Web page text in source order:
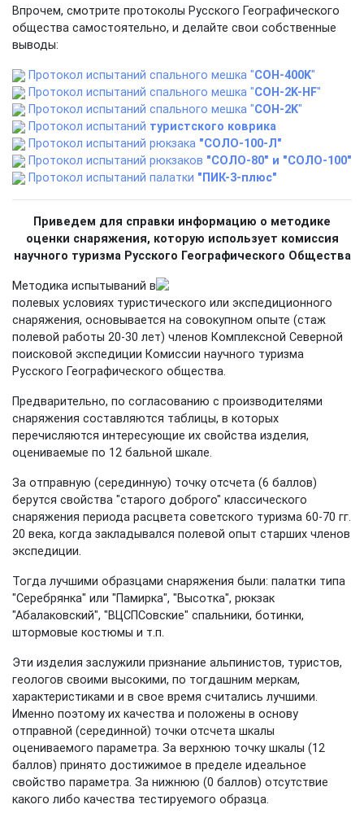
Впрочем, смотрите протоколы Русского Географического
общества самостоятельно, и делайте свои собственные
выводы:
Протокол испытаний спального мешка "COН-400K"
Протокол испытаний спального мешка "COН-2K-HF"
Протокол испытаний спального мешка "COН-2K"
Протокол испытаний туристского коврика
Протокол испытаний рюкзака "СОЛО-100-Л"
Протокол испытаний рюкзаков "СОЛО-80" и "СОЛО-100"
Протокол испытаний палатки "ПИК-3-плюс"
Приведем для справки информацию о методике
оценки снаряжения, которую использует комиссия
научного туризма Русского Географического Общества
Методика испытываний в
полевых условиях туристического или экспедиционного
снаряжения, основывается на совокупном опыте (стаж
полевой работы 20-30 лет) членов Комплексной Северной
поисковой экспедиции Комиссии научного туризма
Русского Географического общества.
Предварительно, по согласованию с производителями
снаряжения составляются таблицы, в которых
перечисляются интересующие их свойства изделия,
оцениваемые по 12 бальной шкале.
За отправную (серединную) точку отсчета (6 баллов)
берутся свойства "старого доброго" классического
снаряжения периода расцвета советского туризма 60-70 гг.
20 века, когда закладывался полевой опыт старших членов
экспедиции.
Тогда лучшими образцами снаряжения были: палатки типа
"Серебрянка" или "Памирка", "Высотка", рюкзак
"Абалаковский", "ВЦСПСовские" спальники, ботинки,
штормовые костюмы и т.п.
Эти изделия заслужили признание альпинистов, туристов,
геологов своими высокими, по тогдашним меркам,
характеристиками и в свое время считались лучшими.
Именно поэтому их качества и положены в основу
отправной (серединной) точки отсчета шкалы
оцениваемого параметра. За верхнюю точку шкалы (12
баллов) принято достижимое в пределе идеальное
свойство параметра. За нижнюю (0 баллов) отсутствие
какого либо качества тестируемого образца.